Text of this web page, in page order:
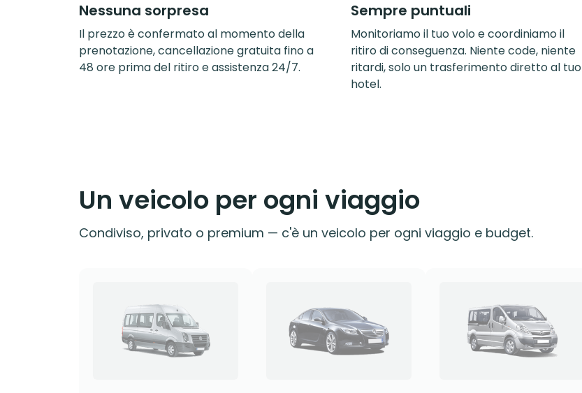
Nessuna sorpresa
Il prezzo è confermato al momento della
prenotazione, cancellazione gratuita fino a
48 ore prima del ritiro e assistenza 24/7.
Sempre puntuali
Monitoriamo il tuo volo e coordiniamo il
ritiro di conseguenza. Niente code, niente
ritardi, solo un trasferimento diretto al tuo
hotel.
Un veicolo per ogni viaggio
Condiviso, privato o premium — c'è un veicolo per ogni viaggio e budget.